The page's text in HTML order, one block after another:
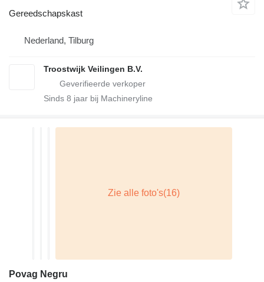
Gereedschapskast
Nederland, Tilburg
Troostwijk Veilingen B.V.
Sinds 8 jaar bij Machineryline
Povag Negru